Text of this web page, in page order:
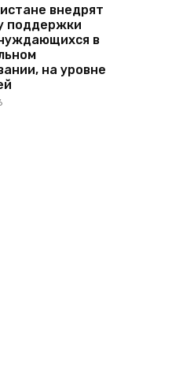
внедрят
поддержки
в
на уровне